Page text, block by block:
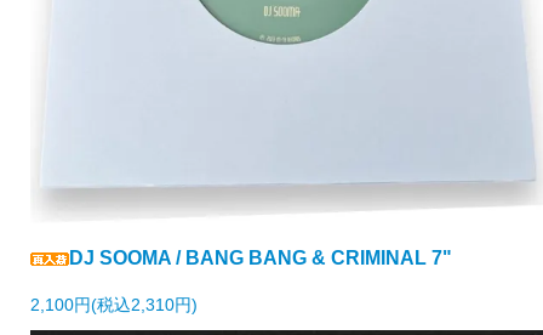
DJ SOOMA / BANG BANG & CRIMINAL 7"
2,100円(税込2,310円)